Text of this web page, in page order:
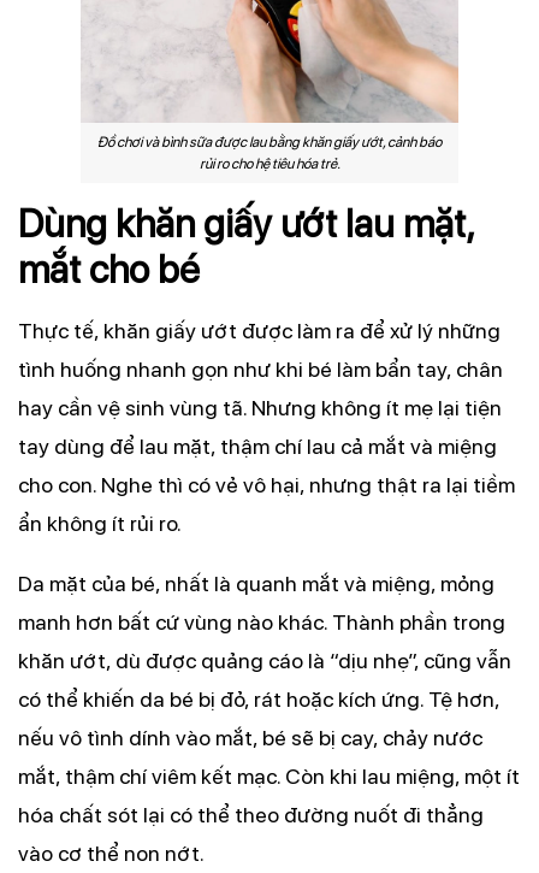
Đồ chơi và bình sữa được lau bằng khăn giấy ướt, cảnh báo
rủi ro cho hệ tiêu hóa trẻ.
Dùng khăn giấy ướt lau mặt,
mắt cho bé
Thực tế, khăn giấy ướt được làm ra để xử lý những
tình huống nhanh gọn như khi bé làm bẩn tay, chân
hay cần vệ sinh vùng tã. Nhưng không ít mẹ lại tiện
tay dùng để lau mặt, thậm chí lau cả mắt và miệng
cho con. Nghe thì có vẻ vô hại, nhưng thật ra lại tiềm
ẩn không ít rủi ro.
Da mặt của bé, nhất là quanh mắt và miệng, mỏng
manh hơn bất cứ vùng nào khác. Thành phần trong
khăn ướt, dù được quảng cáo là “dịu nhẹ”, cũng vẫn
có thể khiến da bé bị đỏ, rát hoặc kích ứng. Tệ hơn,
nếu vô tình dính vào mắt, bé sẽ bị cay, chảy nước
mắt, thậm chí viêm kết mạc. Còn khi lau miệng, một ít
hóa chất sót lại có thể theo đường nuốt đi thẳng
vào cơ thể non nớt.